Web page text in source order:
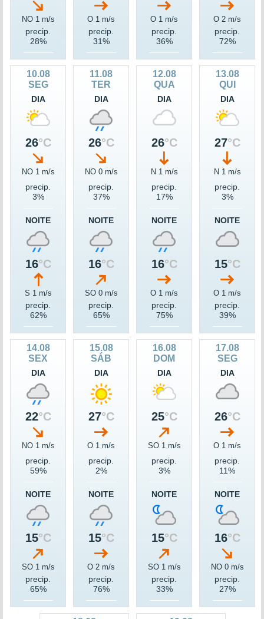
NO 1 m/s
precip.
28%
O 1 m/s
precip.
31%
O 1 m/s
precip.
36%
O 2 m/s
precip.
72%
10.08
SEG
DIA
26°C
NO 1 m/s
precip.
3%
NOITE
16°C
S 1 m/s
precip.
62%
11.08
TER
DIA
26°C
NO 0 m/s
precip.
37%
NOITE
16°C
SO 0 m/s
precip.
65%
12.08
QUA
DIA
26°C
N 1 m/s
precip.
17%
NOITE
16°C
O 1 m/s
precip.
75%
13.08
QUI
DIA
27°C
N 1 m/s
precip.
3%
NOITE
15°C
O 1 m/s
precip.
39%
14.08
SEX
DIA
22°C
NO 1 m/s
precip.
59%
NOITE
15°C
SO 1 m/s
precip.
65%
15.08
SÁB
DIA
27°C
O 1 m/s
precip.
2%
NOITE
15°C
O 2 m/s
precip.
76%
16.08
DOM
DIA
25°C
SO 1 m/s
precip.
3%
NOITE
15°C
SO 1 m/s
precip.
33%
17.08
SEG
DIA
26°C
O 1 m/s
precip.
11%
NOITE
16°C
NO 0 m/s
precip.
27%